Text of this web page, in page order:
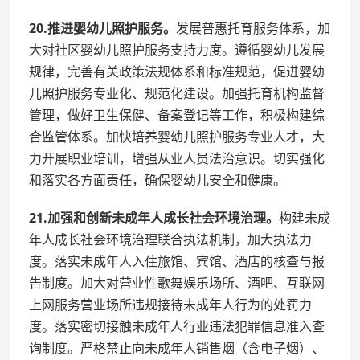
20.推进婴幼儿照护服务。 发展普惠托育服务体系，加
大对社区婴幼儿照护服务支持力度。遵循婴幼儿发展
规律，完善有关政策法规体系和标准规范，促进婴幼
儿照护服务专业化、规范化建设。加强托育机构监督
管理，做好卫生保健、备案登记等工作，积极构建综
合监管体系。加快培养婴幼儿照护服务专业人才，大
力开展职业培训，增强从业人员法治意识。切实强化
和落实各方面责任，确保婴幼儿安全和健康。
21.加强和创新未成年人成长社会环境治理。 构建未成
年人成长社会环境治理联合执法机制，加大执法力
度。落实未成年人入住旅馆、宾馆、酒店的核查与报
告制度。加大对营业性歌舞娱乐场所、酒吧、互联网
上网服务营业场所违规接待未成年人行为的处罚力
度。落实密切接触未成年人行业违法犯罪信息准入查
询制度。严格禁止向未成年人销售烟（含电子烟）、